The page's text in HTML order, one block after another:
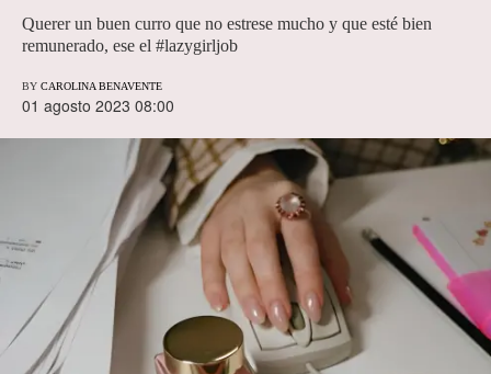
Querer un buen curro que no estrese mucho y que esté bien
remunerado, ese el #lazygirljob
BY CAROLINA BENAVENTE
01 agosto 2023 08:00